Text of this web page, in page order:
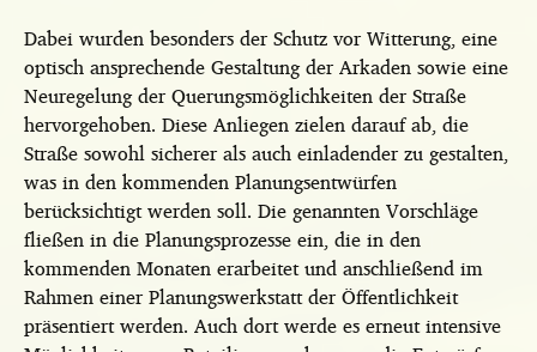
Dabei wurden besonders der Schutz vor Witterung, eine
optisch ansprechende Gestaltung der Arkaden sowie eine
Neuregelung der Querungsmöglichkeiten der Straße
hervorgehoben. Diese Anliegen zielen darauf ab, die
Straße sowohl sicherer als auch einladender zu gestalten,
was in den kommenden Planungsentwürfen
berücksichtigt werden soll. Die genannten Vorschläge
fließen in die Planungsprozesse ein, die in den
kommenden Monaten erarbeitet und anschließend im
Rahmen einer Planungswerkstatt der Öffentlichkeit
präsentiert werden. Auch dort werde es erneut intensive